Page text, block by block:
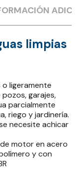
limpias
o ligeramente
garajes,
parcialmente
riego y jardinería.
necesite achicar
motor en acero
y con